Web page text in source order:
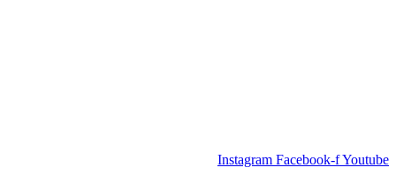
Instagram Facebook-fYoutube